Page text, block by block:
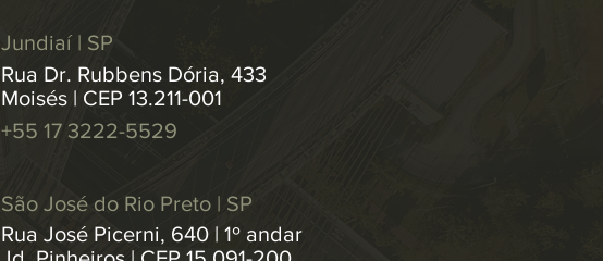
Jundiaí | SP
Rua Dr. Rubbens Dória, 433
Moisés | CEP 13.211-001
+55 17 3222-5529
São José do Rio Preto | SP
Rua José Picerni, 640 | 1º andar